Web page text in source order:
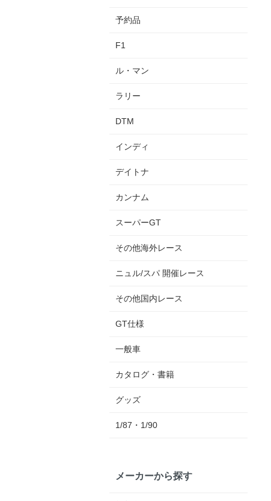
予約品
F1
ル・マン
ラリー
DTM
インディ
デイトナ
カンナム
スーパーGT
その他海外レース
ニュル/スパ 開催レース
その他国内レース
GT仕様
一般車
カタログ・書籍
グッズ
1/87・1/90
メーカーから探す